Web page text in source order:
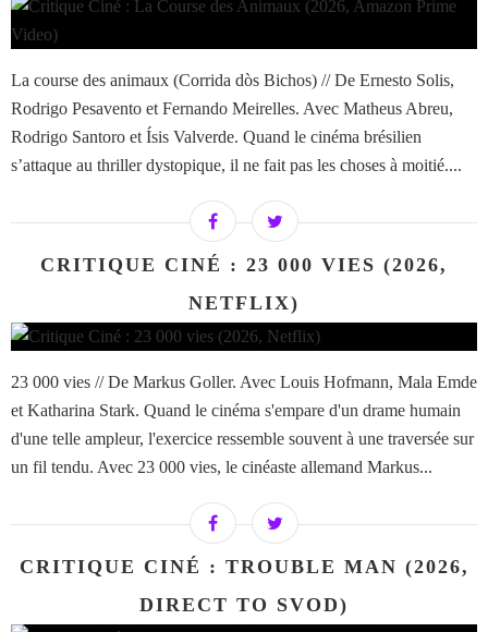
La course des animaux (Corrida dòs Bichos) // De Ernesto Solis,
Rodrigo Pesavento et Fernando Meirelles. Avec Matheus Abreu,
Rodrigo Santoro et Ísis Valverde. Quand le cinéma brésilien
s’attaque au thriller dystopique, il ne fait pas les choses à moitié....
CRITIQUE CINÉ : 23 000 VIES (2026,
NETFLIX)
23 000 vies // De Markus Goller. Avec Louis Hofmann, Mala Emde
et Katharina Stark. Quand le cinéma s'empare d'un drame humain
d'une telle ampleur, l'exercice ressemble souvent à une traversée sur
un fil tendu. Avec 23 000 vies, le cinéaste allemand Markus...
CRITIQUE CINÉ : TROUBLE MAN (2026,
DIRECT TO SVOD)